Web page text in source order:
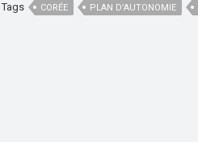
Tags CORÉE PLAN D’AUTONOMIE